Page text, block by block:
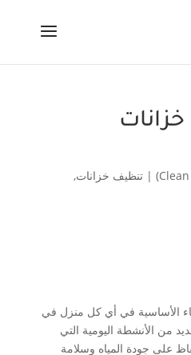
| تنظيف خزانات,
الأساسية في أي كل منزل في
من الأنشطة اليومية التي
على جودة المياه وسلامة